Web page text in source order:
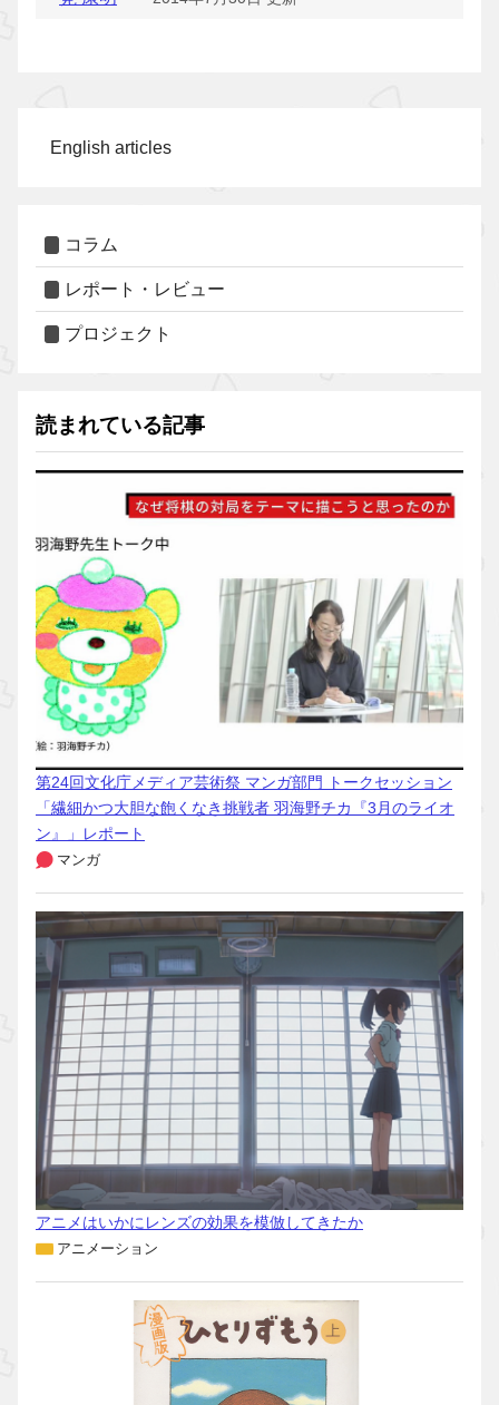
English articles
コラム
レポート・レビュー
プロジェクト
読まれている記事
第24回文化庁メディア芸術祭 マンガ部門 トークセッション
「繊細かつ大胆な飽くなき挑戦者 羽海野チカ『3月のライオ
ン』」レポート
マンガ
アニメはいかにレンズの効果を模倣してきたか
アニメーション